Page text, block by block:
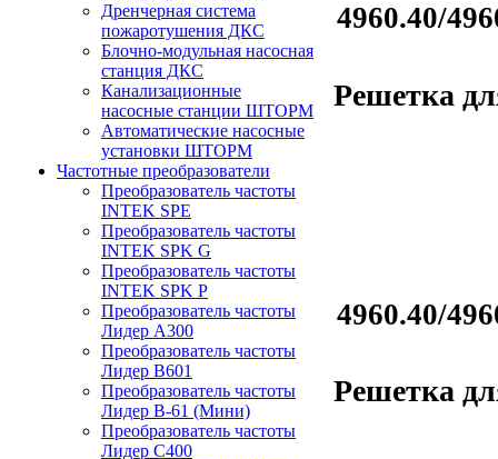
Дренчерная система
пожаротушения ДКС
Блочно-модульная насосная
станция ДКС
Канализационные
насосные станции ШТОРМ
Автоматические насосные
установки ШТОРМ
Частотные преобразователи
Преобразователь частоты
INTEK SPE
Преобразователь частоты
INTEK SPK G
Преобразователь частоты
INTEK SPK P
Преобразователь частоты
Лидер А300
Преобразователь частоты
Лидер B601
Преобразователь частоты
Лидер В-61 (Мини)
Преобразователь частоты
Лидер С400
4960.40/
Решетка
4960.40/
Решетка